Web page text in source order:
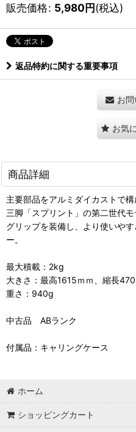
販売価格: 5,980円(税込)
返品特約に関する重要事項
お
お気
商品詳細
主要部品をアルミダイカストで
三脚「スプリント」の第二世代
グリップを装備し、より使いや
ー。
最大積載：2kg
大きさ：最高1615ｍｍ、縮長
重さ：940g
中古品 ABランク
付属品：キャリングケース
ホーム
ショッピングカート